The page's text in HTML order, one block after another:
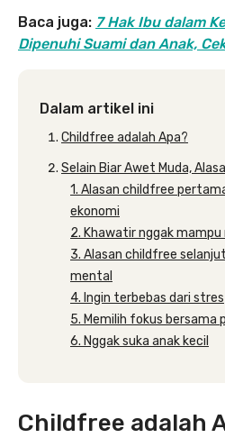
Baca juga: 7 Hak Ibu dalam
Dipenuhi Suami dan Anak,
Dalam artikel ini
Childfree adalah Apa?
Selain Biar Awet Muda,
1. Alasan childfree
ekonomi
2. Khawatir nggak mampu
3. Alasan childfree
mental
4. Ingin terbebas dari stres
5. Memilih fokus bersama
6. Nggak suka anak kecil
Childfree adalah